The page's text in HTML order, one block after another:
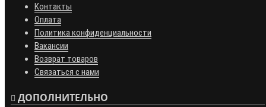
Контакты
Оплата
Политика конфиденциальности
Вакансии
Возврат товаров
Связаться с нами
ДОПОЛНИТЕЛЬНО